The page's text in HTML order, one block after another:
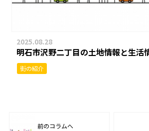
2025.08.28
明石市沢野二丁目の土地情報と生活
街の紹介
前のコラムへ